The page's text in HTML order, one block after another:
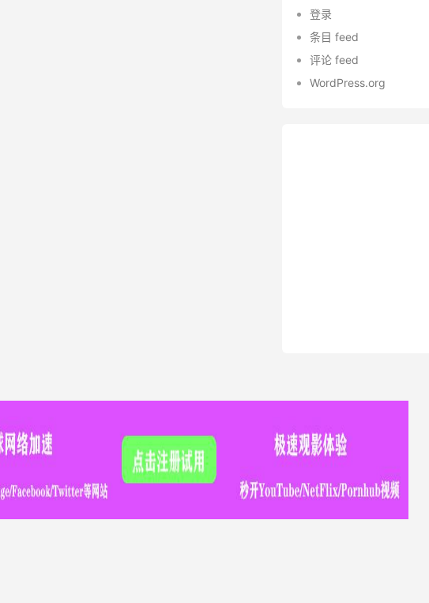
登录
条目 feed
评论 feed
WordPress.org